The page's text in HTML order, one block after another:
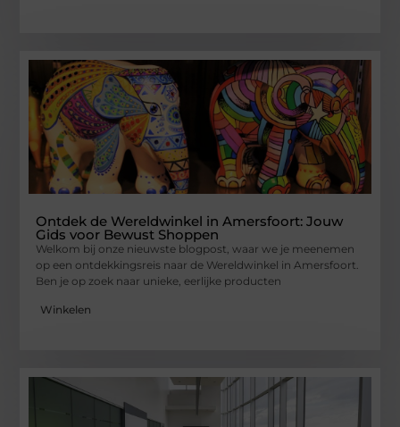
Ontdek de Wereldwinkel in Amersfoort: Jouw
Gids voor Bewust Shoppen
Welkom bij onze nieuwste blogpost, waar we je meenemen
op een ontdekkingsreis naar de Wereldwinkel in Amersfoort.
Ben je op zoek naar unieke, eerlijke producten
Winkelen